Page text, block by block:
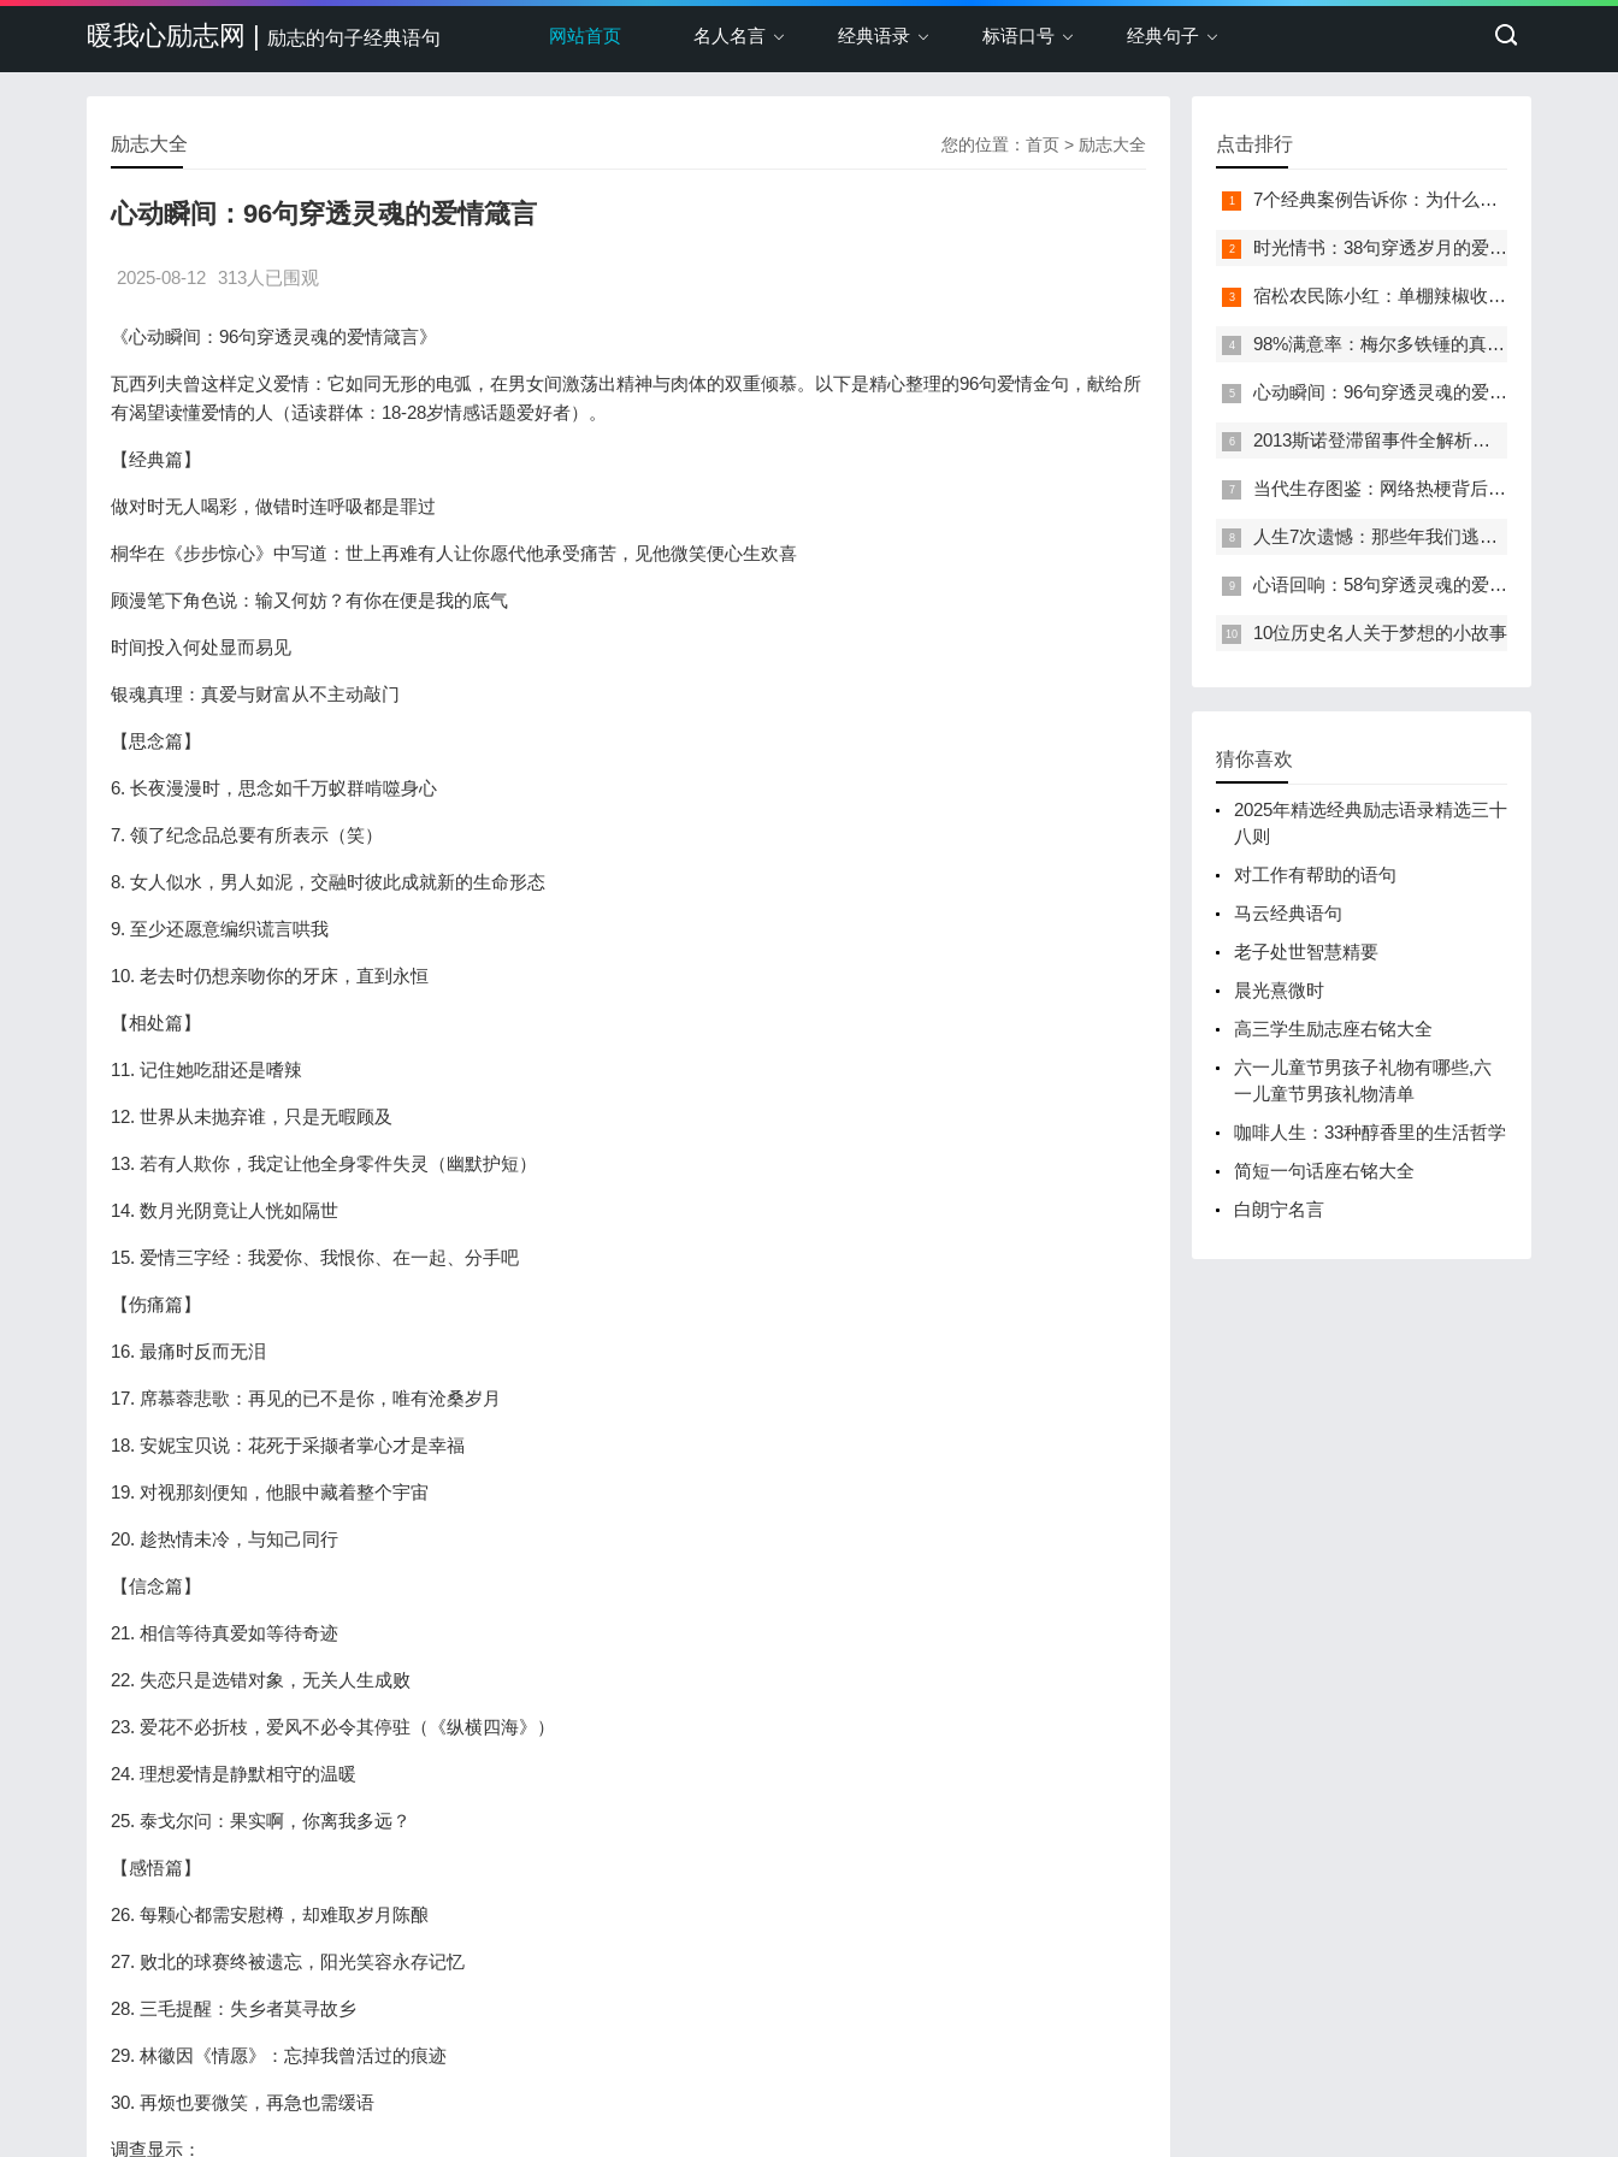
暖我心励志网 | 励志的句子经典语句 网站首页 名人名言 经典语录 标语口号 经典句子
您的位置： 首页 > 励志大全
励志大全
心动瞬间：96句穿透灵魂的爱情箴言
2025-08-12 313人已围观
《心动瞬间：96句穿透灵魂的爱情箴言》
瓦西列夫曾这样定义爱情：它如同无形的电弧，在男女间激荡出精神与肉体的双重倾慕。以下是精心整理的96句爱情金句，献给所
有渴望读懂爱情的人（适读群体：18-28岁情感话题爱好者）。
【经典篇】
做对时无人喝彩，做错时连呼吸都是罪过
桐华在《步步惊心》中写道：世上再难有人让你愿代他承受痛苦，见他微笑便心生欢喜
顾漫笔下角色说：输又何妨？有你在便是我的底气
时间投入何处显而易见
银魂真理：真爱与财富从不主动敲门
【思念篇】
6. 长夜漫漫时，思念如千万蚁群啃噬身心
7. 领了纪念品总要有所表示（笑）
8. 女人似水，男人如泥，交融时彼此成就新的生命形态
9. 至少还愿意编织谎言哄我
10. 老去时仍想亲吻你的牙床，直到永恒
【相处篇】
11. 记住她吃甜还是嗜辣
12. 世界从未抛弃谁，只是无暇顾及
13. 若有人欺你，我定让他全身零件失灵（幽默护短）
14. 数月光阴竟让人恍如隔世
15. 爱情三字经：我爱你、我恨你、在一起、分手吧
【伤痛篇】
16. 最痛时反而无泪
17. 席慕蓉悲歌：再见的已不是你，唯有沧桑岁月
18. 安妮宝贝说：花死于采撷者掌心才是幸福
19. 对视那刻便知，他眼中藏着整个宇宙
20. 趁热情未冷，与知己同行
【信念篇】
21. 相信等待真爱如等待奇迹
22. 失恋只是选错对象，无关人生成败
23. 爱花不必折枝，爱风不必令其停驻（《纵横四海》）
24. 理想爱情是静默相守的温暖
25. 泰戈尔问：果实啊，你离我多远？
【感悟篇】
26. 每颗心都需安慰樽，却难取岁月陈酿
27. 败北的球赛终被遗忘，阳光笑容永存记忆
28. 三毛提醒：失乡者莫寻故乡
29. 林徽因《情愿》：忘掉我曾活过的痕迹
30. 再烦也要微笑，再急也需缓语
调查显示：
点击排行
7个经典案例告诉你：为什么说“失败是成功之母”？
时光情书：38句穿透岁月的爱情宣言
宿松农民陈小红：单棚辣椒收入3000元，生态种植铺就致富路
98%满意率：梅尔多铁锤的真诚锻造法
心动瞬间：96句穿透灵魂的爱情箴言
2013斯诺登滞留事件全解析：莫斯科机场的78天跨国博弈
当代生存图鉴：网络热梗背后的社会情绪解码
人生7次遗憾：那些年我们逃避的必修课
心语回响：58句穿透灵魂的爱情箴言
10位历史名人关于梦想的小故事
猜你喜欢
2025年精选经典励志语录精选三十
八则
对工作有帮助的语句
马云经典语句
老子处世智慧精要
晨光熹微时
高三学生励志座右铭大全
六一儿童节男孩子礼物有哪些,六
一儿童节男孩礼物清单
咖啡人生：33种醇香里的生活哲学
简短一句话座右铭大全
白朗宁名言